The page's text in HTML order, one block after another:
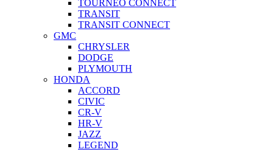
TOURNEO CONNECT
TRANSIT
TRANSIT CONNECT
GMC
CHRYSLER
DODGE
PLYMOUTH
HONDA
ACCORD
CIVIC
CR-V
HR-V
JAZZ
LEGEND